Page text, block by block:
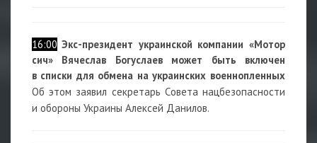
16:00 Экс-президент украинской компании «Мотор
сич» Вячеслав Богуслаев может быть включен
в списки для обмена на украинских военнопленных
Об этом заявил секретарь Совета нацбезопасности
и обороны Украины Алексей Данилов.